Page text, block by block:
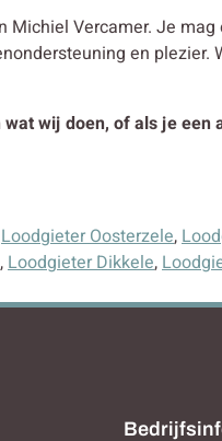
Michiel Vercamer. Je
en plezier.
wij doen, of als je
Loodgieter Oosterzele,
, Loodgieter Dikkele,